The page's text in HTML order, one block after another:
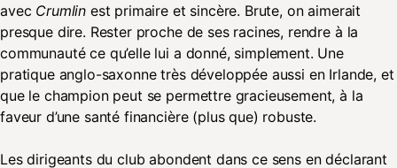
avec Crumlin est primaire et sincère. Brute, on aimerait
presque dire. Rester proche de ses racines, rendre à la
communauté ce qu’elle lui a donné, simplement. Une
pratique anglo-saxonne très développée aussi en Irlande, et
que le champion peut se permettre gracieusement, à la
faveur d’une santé financière (plus que) robuste.
Les dirigeants du club abondent dans ce sens en déclarant